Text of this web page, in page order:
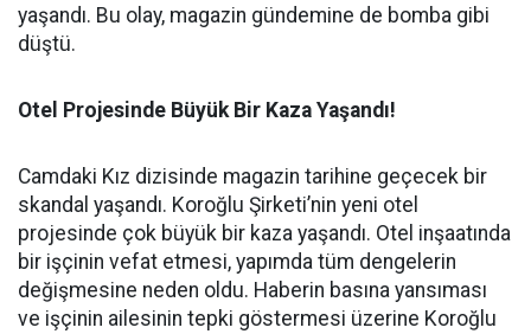
yaşandı. Bu olay, magazin gündemine de bomba gibi
düştü.
Otel Projesinde Büyük Bir Kaza Yaşandı!
Camdaki Kız dizisinde magazin tarihine geçecek bir
skandal yaşandı. Koroğlu Şirketi’nin yeni otel
projesinde çok büyük bir kaza yaşandı. Otel inşaatında
bir işçinin vefat etmesi, yapımda tüm dengelerin
değişmesine neden oldu. Haberin basına yansıması
ve işçinin ailesinin tepki göstermesi üzerine Koroğlu